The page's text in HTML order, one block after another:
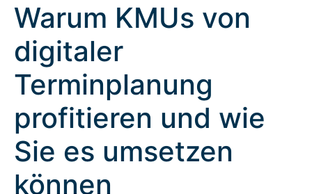
Warum KMUs von
digitaler
Terminplanung
profitieren und wie
Sie es umsetzen
können